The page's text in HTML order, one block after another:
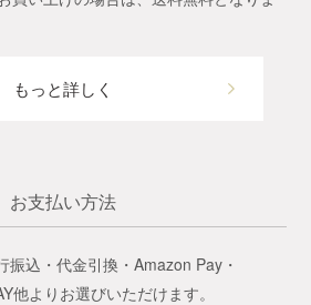
もっと詳しく
お支払い方法
振込・代金引換・Amazon Pay・
他よりお選びいただけます。